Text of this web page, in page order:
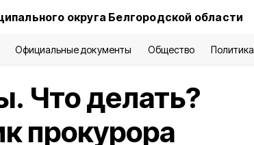
округа Белгородской области
Официальные документы Общество Политика
Что делать?
прокурора